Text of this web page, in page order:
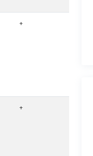
+
+